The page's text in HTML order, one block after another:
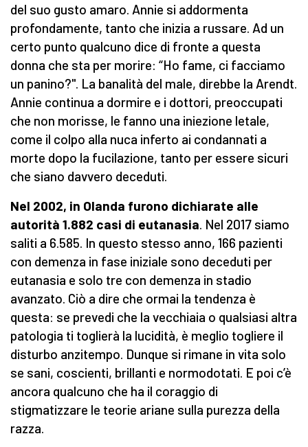
del suo gusto amaro. Annie si addormenta
profondamente, tanto che inizia a russare. Ad un
certo punto qualcuno dice di fronte a questa
donna che sta per morire: “Ho fame, ci facciamo
un panino?". La banalità del male, direbbe la Arendt.
Annie continua a dormire e i dottori, preoccupati
che non morisse, le fanno una iniezione letale,
come il colpo alla nuca inferto ai condannati a
morte dopo la fucilazione, tanto per essere sicuri
che siano davvero deceduti.
Nel 2002, in Olanda furono dichiarate alle
autorità 1.882 casi di eutanasia. Nel 2017 siamo
saliti a 6.585. In questo stesso anno, 166 pazienti
con demenza in fase iniziale sono deceduti per
eutanasia e solo tre con demenza in stadio
avanzato. Ciò a dire che ormai la tendenza è
questa: se prevedi che la vecchiaia o qualsiasi altra
patologia ti toglierà la lucidità, è meglio togliere il
disturbo anzitempo. Dunque si rimane in vita solo
se sani, coscienti, brillanti e normodotati. E poi c’è
ancora qualcuno che ha il coraggio di
stigmatizzare le teorie ariane sulla purezza della
razza.